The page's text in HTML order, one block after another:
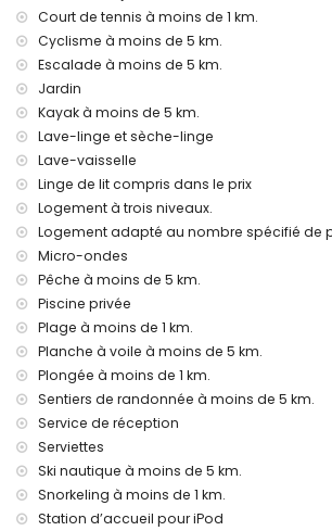
port le plus proche : Puerto Aduanas del
moins de 5 kilomètres de la villa)
parc le plus proche : Pinisol, Jávea (à
de la villa)
aéroport le plus proche : Alicante (à
deuxième aéroport le plus proche :
kilomètres)
animaux de compagnie admis
L'hébergement convient parfaitement
enfants
Installations et services privés inclus dans
location
internet (WiFi)
aspirateur et fer et planche à repasser
linge de lit et serviettes
service de réception et service
console de jeux (Wii)
climatisation
Installations/services communs
billard, tennis de table et baby-foot
Installations et services privés avec
Court de tennis à moins de 1 km.
Cyclisme à moins de 5 km.
Escalade à moins de 5 km.
Jardin
Kayak à moins de 5 km.
Lave-linge et sèche-linge
Lave-vaisselle
Linge de lit compris dans le prix
Logement à trois niveaux.
Logement adapté au nombre spécifié de
Micro-ondes
Pêche à moins de 5 km.
Piscine privée
Plage à moins de 1 km.
Planche à voile à moins de 5 km.
Plongée à moins de 1 km.
Sentiers de randonnée à moins de 5 km.
Service de réception
Serviettes
Ski nautique à moins de 5 km.
Snorkeling à moins de 1 km.
Station d’accueil pour iPod